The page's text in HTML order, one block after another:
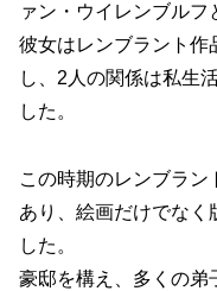
ァン・ウイレンブルフ
彼女はレンブラント作
し、2人の関係は私生
した。
この時期のレンブラン
あり、絵画だけでなく
した。
豪邸を構え、多くの弟